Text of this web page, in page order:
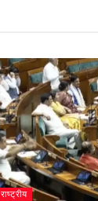
राष्ट्रीय